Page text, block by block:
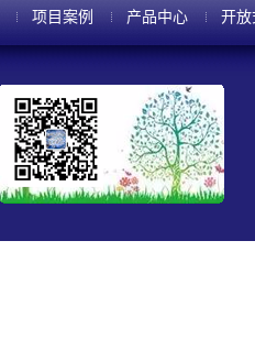
项目案例 产品中心 开放